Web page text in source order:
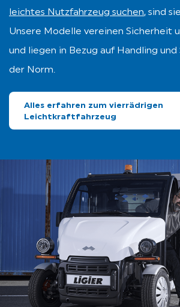
leichtes Nutzfahrzeug suchen, sind
Unsere Modelle vereinen Sicherheit
und liegen in Bezug auf Handling
der Norm.
Alles erfahren zum vierrädrigen
Leichtkraftfahrzeug